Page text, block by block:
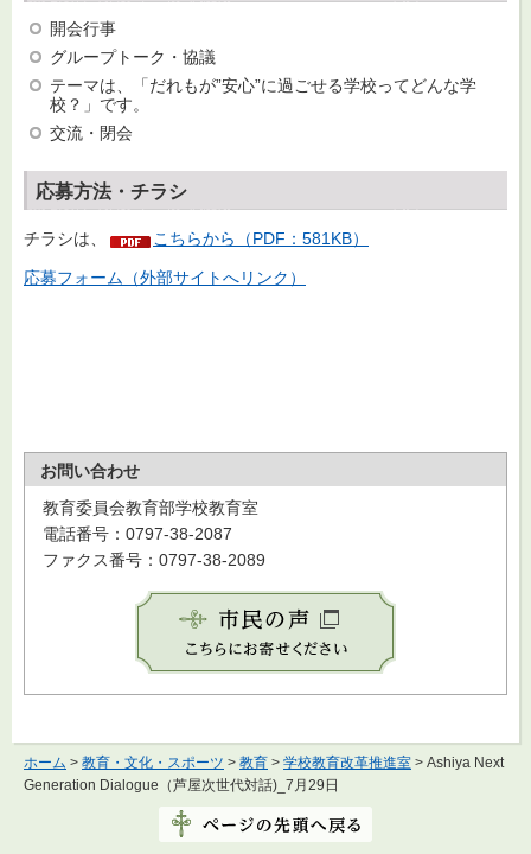
開会行事
グループトーク・協議
テーマは、「だれもが”安心”に過ごせる学校ってどんな学
校？」です。
交流・閉会
応募方法・チラシ
チラシは、 こちらから（PDF：581KB）
応募フォーム（外部サイトへリンク）
お問い合わせ
教育委員会教育部学校教育室
電話番号：0797-38-2087
ファクス番号：0797-38-2089
ホーム > 教育・文化・スポーツ > 教育 > 学校教育改革推進室 > Ashiya Next
Generation Dialogue（芦屋次世代対話)_7月29日